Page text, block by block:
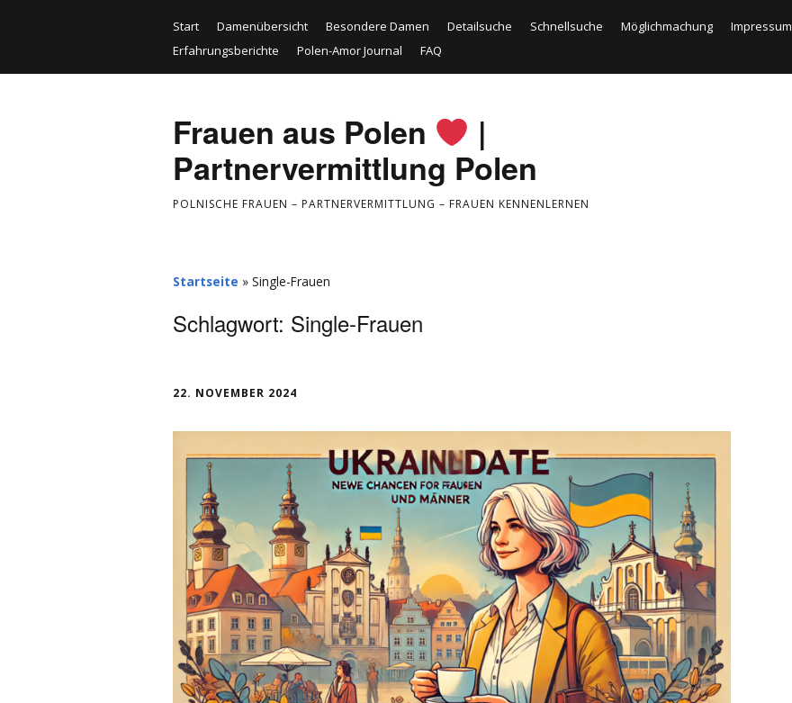
Start Damenübersicht Besondere Damen Detailsuche Schnellsuche Möglichmachung Impressum
Erfahrungsberichte
Polen-Amor Journal FAQ
Frauen aus Polen
|
Partnervermittlung Polen
POLNISCHE FRAUEN – PARTNERVERMITTLUNG – FRAUEN KENNENLERNEN
Startseite » Single-Frauen
Schlagwort: Single-Frauen
22. NOVEMBER 2024